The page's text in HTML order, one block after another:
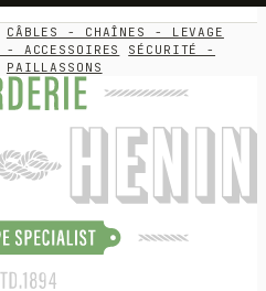
CÂBLES - CHAÎNES - LEVAGE
ACCESSOIRES
SÉCURITÉ -
PAILLASSONS